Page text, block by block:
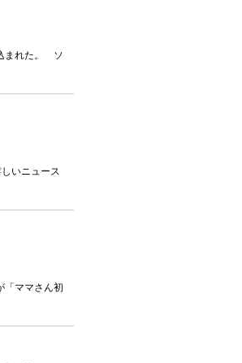
まれた。 ソ
いニュース
「ママさん初